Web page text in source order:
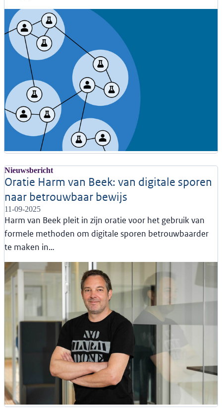
Nieuwsbericht
Oratie Harm van Beek: van digitale sporen
naar betrouwbaar bewijs
11-09-2025
Harm van Beek pleit in zijn oratie voor het gebruik van
formele methoden om digitale sporen betrouwbaarder
te maken in…